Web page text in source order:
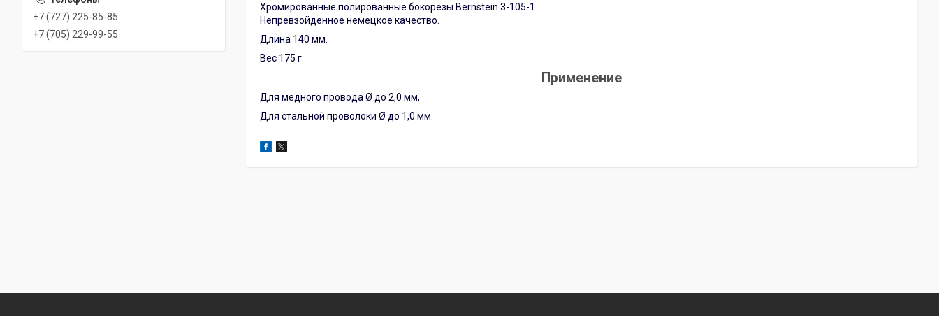
Хромированные полированные бокорезы Bernstein 3-105-1.
Непревзойденное немецкое качество.
Длина 140 мм.
Вес 175 г.
Применение
Для медного провода Ø до 2,0 мм,
Для стальной проволоки Ø до 1,0 мм.
+7 (727) 225-85-85
+7 (705) 229-99-55